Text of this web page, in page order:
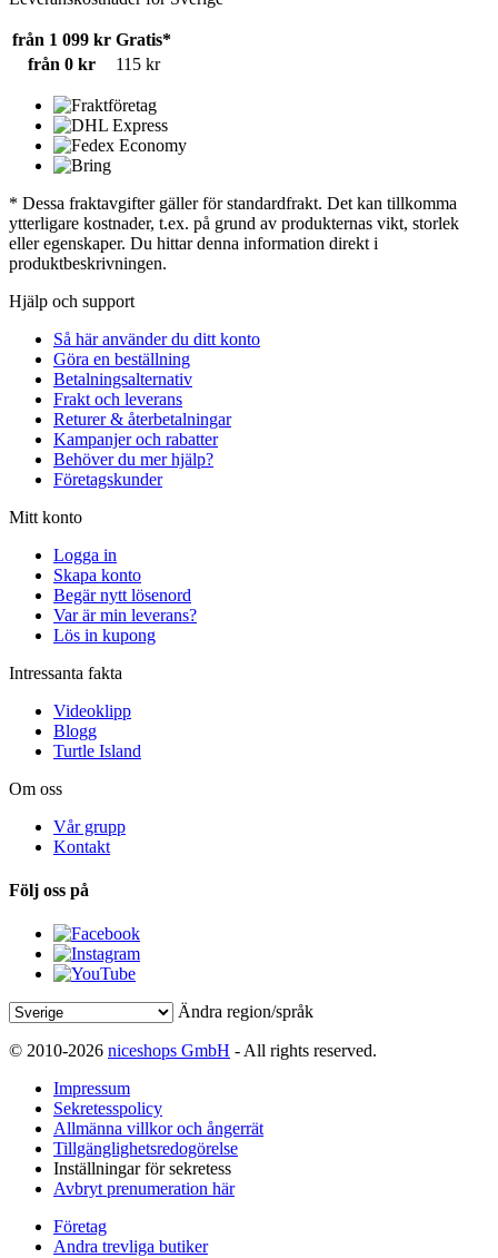
från 1 099 kr Gratis*
från 0 kr
115 kr
* Dessa fraktavgifter gäller för standardfrakt. Det kan tillkomma
ytterligare kostnader, t.ex. på grund av produkternas vikt, storlek
eller egenskaper. Du hittar denna information direkt i
produktbeskrivningen.
Hjälp och support
Så här använder du ditt konto
Göra en beställning
Betalningsalternativ
Frakt och leverans
Returer & återbetalningar
Kampanjer och rabatter
Behöver du mer hjälp?
Företagskunder
Mitt konto
Logga in
Skapa konto
Begär nytt lösenord
Var är min leverans?
Lös in kupong
Intressanta fakta
Videoklipp
Blogg
Turtle Island
Om oss
Vår grupp
Kontakt
Följ oss på
Ändra region/språk
© 2010-2026 niceshops GmbH - All rights reserved.
Impressum
Sekretesspolicy
Allmänna villkor och ångerrät
Tillgänglighetsredogörelse
Inställningar för sekretess
Avbryt prenumeration här
Företag
Andra trevliga butiker